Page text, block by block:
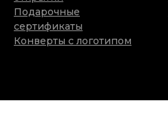
Подарочные
сертификаты
Конверты с логотипом